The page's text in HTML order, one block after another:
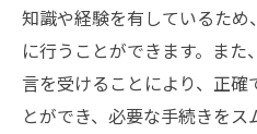
知識や経験を有しているた
に行うことができます。ま
言を受けることにより、正
とができ、必要な手続きを